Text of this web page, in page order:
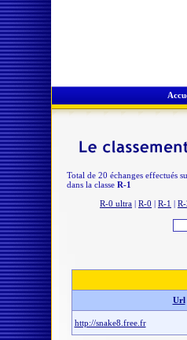
Total de 20 échanges effectués
dans la classe R-1
R-0 ultra | R-0 | R-1 |
Url
http://snake8.free.fr